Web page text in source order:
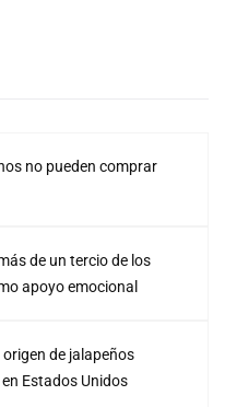
no pueden comprar
de un tercio de los
apoyo emocional
de jalapeños
Estados Unidos